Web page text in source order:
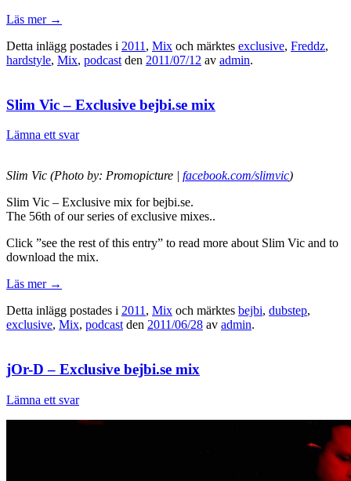
Läs mer →
Detta inlägg postades i 2011 , Mix och märktes exclusive, Freddz,
hardstyle, Mix, podcast den 2011/07/12 av admin.
Slim Vic – Exclusive bejbi.se mix
Lämna ett svar
Slim Vic (Photo by: Promopicture | facebook.com/slimvic)
Slim Vic – Exclusive mix for bejbi.se.
The 56th of our series of exclusive mixes..
Click ”see the rest of this entry” to read more about Slim Vic and to
download the mix.
Läs mer →
Detta inlägg postades i 2011 , Mix och märktes bejbi, dubstep,
exclusive, Mix, podcast den 2011/06/28 av admin.
jOr-D – Exclusive bejbi.se mix
Lämna ett svar